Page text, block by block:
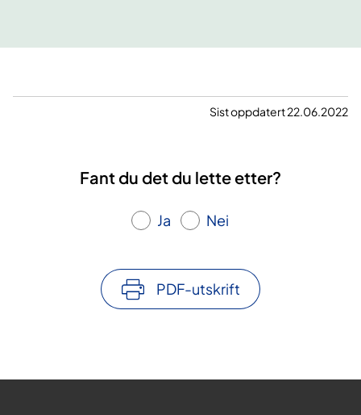
Sist oppdatert 22.06.2022
Fant du det du lette etter?
Ja Nei
PDF-utskrift